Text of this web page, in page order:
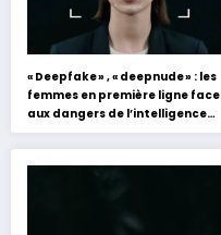
« Deepfake » , « deepnude » : les
femmes en première ligne face
aux dangers de l’intelligence
artificielle